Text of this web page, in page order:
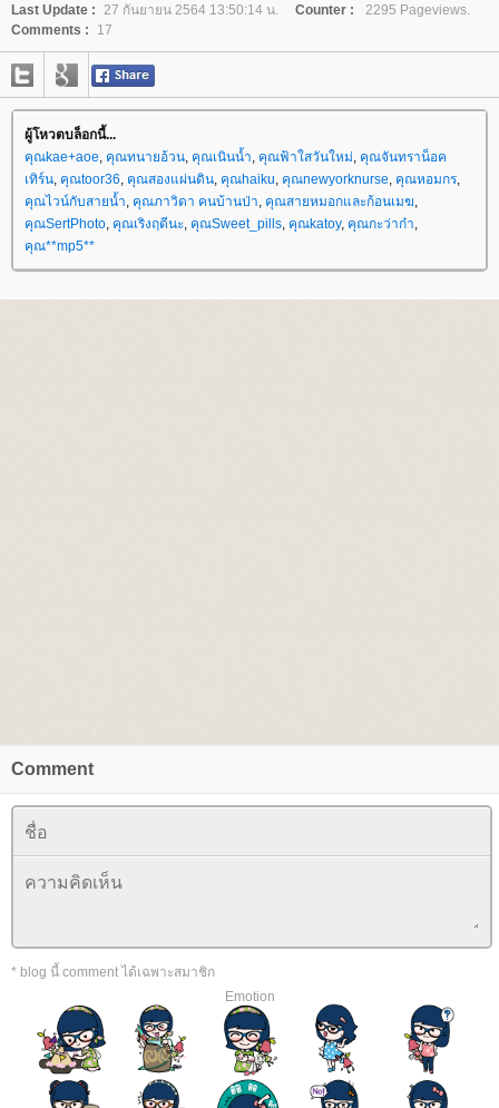
Last Update : 27 กันยายน 2564 13:50:14 น. Counter :
2295 Pageviews.
Comments :
17
ผู้โหวตบล็อกนี้...
คุณkae+aoe, คุณทนายอ้วน, คุณเนินน้ำ, คุณฟ้าใสวันใหม่, คุณจันทราน็อค
เทิร์น, คุณtoor36, คุณสองแผ่นดิน, คุณhaiku, คุณnewyorknurse, คุณหอมกร,
คุณไวน์กับสายน้ำ, คุณภาวิดา คนบ้านป่า, คุณสายหมอกและก้อนเมฆ,
คุณSertPhoto, คุณเริงฤดีนะ, คุณSweet_pills, คุณkatoy, คุณกะว่าก๋า,
คุณ**mp5**
Comment
* blog นี้ comment ได้เฉพาะสมาชิก
Emotion